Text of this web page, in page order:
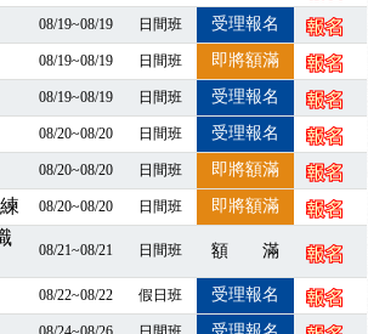
正確性！
課及測驗時間將另行通知
困難！快來祐昕學院官網看看吧！
」及「潛水作業主管」安全衛生教育訓練之結
討會
課及測驗時間將另行通知
錢補助學費，請您上課，開始囉~~
08/19~08/19 日間班 受理報名
08/19~08/19 日間班 即將額滿
08/19~08/19 日間班 受理報名
08/20~08/20 日間班 受理報名
08/20~08/20 日間班 即將額滿
08/20~08/20 日間班 即將額滿
08/21~08/21 日間班 額 滿
08/22~08/22 假日班 受理報名